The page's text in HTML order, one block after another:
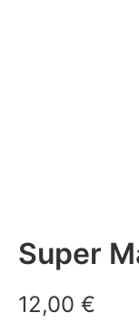
Super
12,00 €